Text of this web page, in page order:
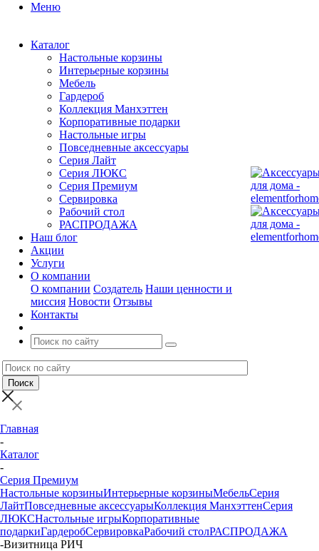
Меню
Каталог
Настольные корзины
Интерьерные корзины
Мебель
Гардероб
Коллекция Манхэттен
Корпоративные подарки
Настольные игры
Повседневные аксессуары
Серия Лайт
Серия ЛЮКС
Серия Премиум
Сервировка
Рабочий стол
РАСПРОДАЖА
Наш блог
Акции
Услуги
О компании
О компании Создатель Наши ценности и
миссия Новости Отзывы
Контакты
Главная
-
Каталог
-
Серия Премиум
Настольные корзиныИнтерьерные корзиныМебельСерия
ЛайтПовседневные аксессуарыКоллекция МанхэттенСерия
ЛЮКСНастольные игрыКорпоративные
подаркиГардеробСервировкаРабочий столРАСПРОДАЖА
-Визитница РИЧ